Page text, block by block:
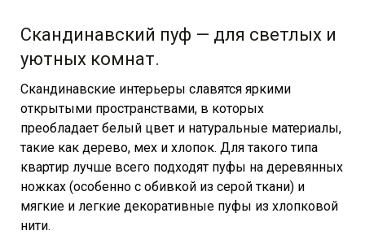
Скандинавский пуф — для светлых и
уютных комнат.
Скандинавские интерьеры славятся яркими
открытыми пространствами, в которых
преобладает белый цвет и натуральные материалы,
такие как дерево, мех и хлопок. Для такого типа
квартир лучше всего подходят пуфы на деревянных
ножках (особенно с обивкой из серой ткани) и
мягкие и легкие декоративные пуфы из хлопковой
нити.